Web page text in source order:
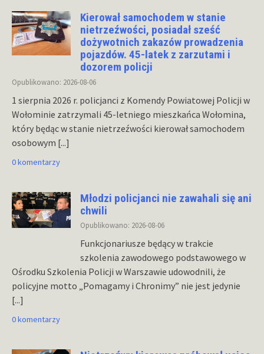
Kierował samochodem w stanie
nietrzeźwości, posiadał sześć
dożywotnich zakazów prowadzenia
pojazdów. 45-latek z zarzutami i
dozorem policji
Opublikowano: 2026-08-06
1 sierpnia 2026 r. policjanci z Komendy Powiatowej Policji w
Wołominie zatrzymali 45-letniego mieszkańca Wołomina,
który będąc w stanie nietrzeźwości kierował samochodem
osobowym [...]
0 komentarzy
Młodzi policjanci nie zawahali się ani
chwili
Opublikowano: 2026-08-06
Funkcjonariusze będący w trakcie
szkolenia zawodowego podstawowego w
Ośrodku Szkolenia Policji w Warszawie udowodnili, że
policyjne motto „Pomagamy i Chronimy” nie jest jedynie
[...]
0 komentarzy